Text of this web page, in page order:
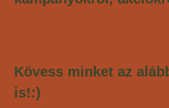
Kövess minket az
is!:)